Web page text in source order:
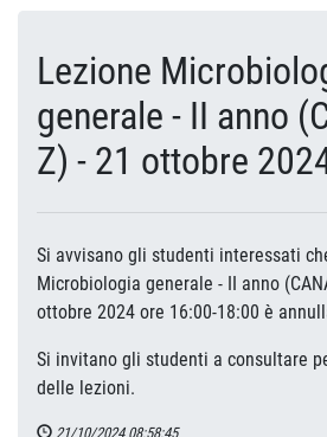
Lezione
generale - II anno
Z) - 21 ottobre
Si avvisano gli studenti interessati
Microbiologia generale - II anno
ottobre 2024 ore 16:00-18:00 è
Si invitano gli studenti a consultare
delle lezioni.
21/10/2024 08:58:45